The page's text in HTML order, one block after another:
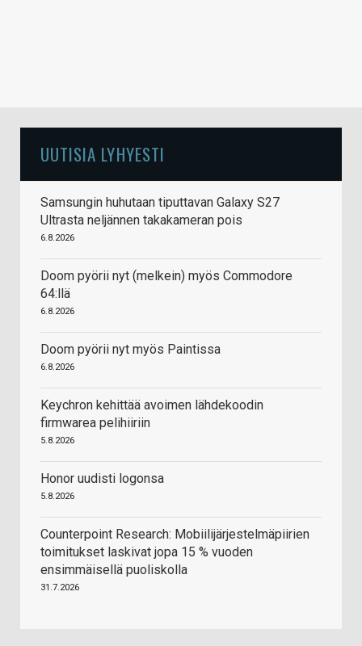
UUTISIA LYHYESTI
Samsungin huhutaan tiputtavan Galaxy S27
Ultrasta neljännen takakameran pois
6.8.2026
Doom pyörii nyt (melkein) myös Commodore
64:llä
6.8.2026
Doom pyörii nyt myös Paintissa
6.8.2026
Keychron kehittää avoimen lähdekoodin
firmwarea pelihiiriin
5.8.2026
Honor uudisti logonsa
5.8.2026
Counterpoint Research: Mobiilijärjestelmäpiirien
toimitukset laskivat jopa 15 % vuoden
ensimmäisellä puoliskolla
31.7.2026